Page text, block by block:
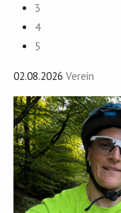
3
4
5
02.08.2026 Verein